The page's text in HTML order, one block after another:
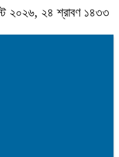
২০২৬, ২৪ শ্রাবণ ১৪৩৩